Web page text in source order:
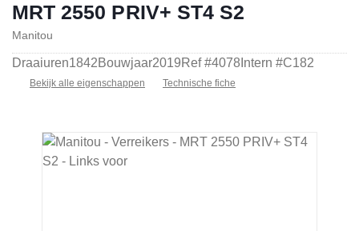
MRT 2550 PRIV+ ST4 S2
Manitou
Draaiuren1842Bouwjaar2019Ref #4078 Intern #C182
Bekijk alle eigenschappen Technische fiche
Afbeeldingengalerij overslaan